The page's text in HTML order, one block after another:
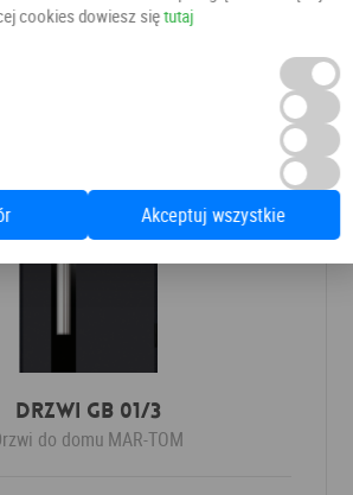
7 790,00 PLN6 855,20 PLN
Drzwi GB 01/3
do domu MAR-TOM
cookies dowiesz siętutaj
Akceptuj wszystkie